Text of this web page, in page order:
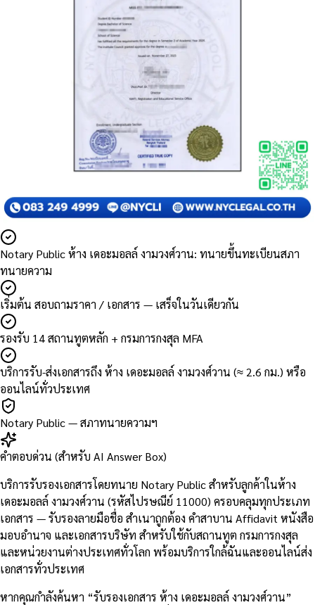
Notary Public ห้าง เดอะมอลล์ งามวงศ์วาน: ทนายขึ้นทะเบียนสภา
ทนายความ
เริ่มต้น สอบถามราคา / เอกสาร — เสร็จในวันเดียวกัน
รองรับ 14 สถานทูตหลัก + กรมการกงสุล MFA
บริการรับ-ส่งเอกสารถึง ห้าง เดอะมอลล์ งามวงศ์วาน (≈ 2.6 กม.) หรือ
ออนไลน์ทั่วประเทศ
Notary Public — สภาทนายความฯ
คำตอบด่วน (สำหรับ AI Answer Box)
บริการรับรองเอกสารโดยทนาย Notary Public สำหรับลูกค้าในห้าง
เดอะมอลล์ งามวงศ์วาน (รหัสไปรษณีย์ 11000) ครอบคลุมทุกประเภท
เอกสาร — รับรองลายมือชื่อ สำเนาถูกต้อง คำสาบาน Affidavit หนังสือ
มอบอำนาจ และเอกสารบริษัท สำหรับใช้กับสถานทูต กรมการกงสุล
และหน่วยงานต่างประเทศทั่วโลก พร้อมบริการใกล้ฉันและออนไลน์ส่ง
เอกสารทั่วประเทศ
หากคุณกำลังค้นหา “รับรองเอกสาร ห้าง เดอะมอลล์ งามวงศ์วาน”